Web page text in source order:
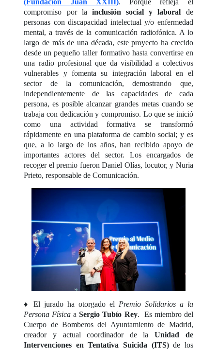
(Fundación Juan XXIII). Porque refleja el
compromiso por la inclusión social y laboral de
personas con discapacidad intelectual y/o enfermedad
mental, a través de la comunicación radiofónica. A lo
largo de más de una década, este proyecto ha crecido
desde un pequeño taller formativo hasta convertirse en
una radio profesional que da visibilidad a colectivos
vulnerables y fomenta su integración laboral en el
sector de la comunicación, demostrando que,
independientemente de las capacidades de cada
persona, es posible alcanzar grandes metas cuando se
trabaja con dedicación y compromiso. Lo que se inició
como una actividad formativa se transformó
rápidamente en una plataforma de cambio social; y es
que, a lo largo de los años, han recibido apoyo de
importantes actores del sector. Los encargados de
recoger el premio fueron Daniel Olías, locutor, y Nuria
Prieto, responsable de Comunicación.
♦ El jurado ha otorgado el Premio Solidarios a la
Persona FísicaaSergio Tubío Rey. Es miembro del
Cuerpo de Bomberos del Ayuntamiento de Madrid,
creador y actual coordinador de laUnidad de
Intervenciones en Tentativa Suicida (ITS)de los